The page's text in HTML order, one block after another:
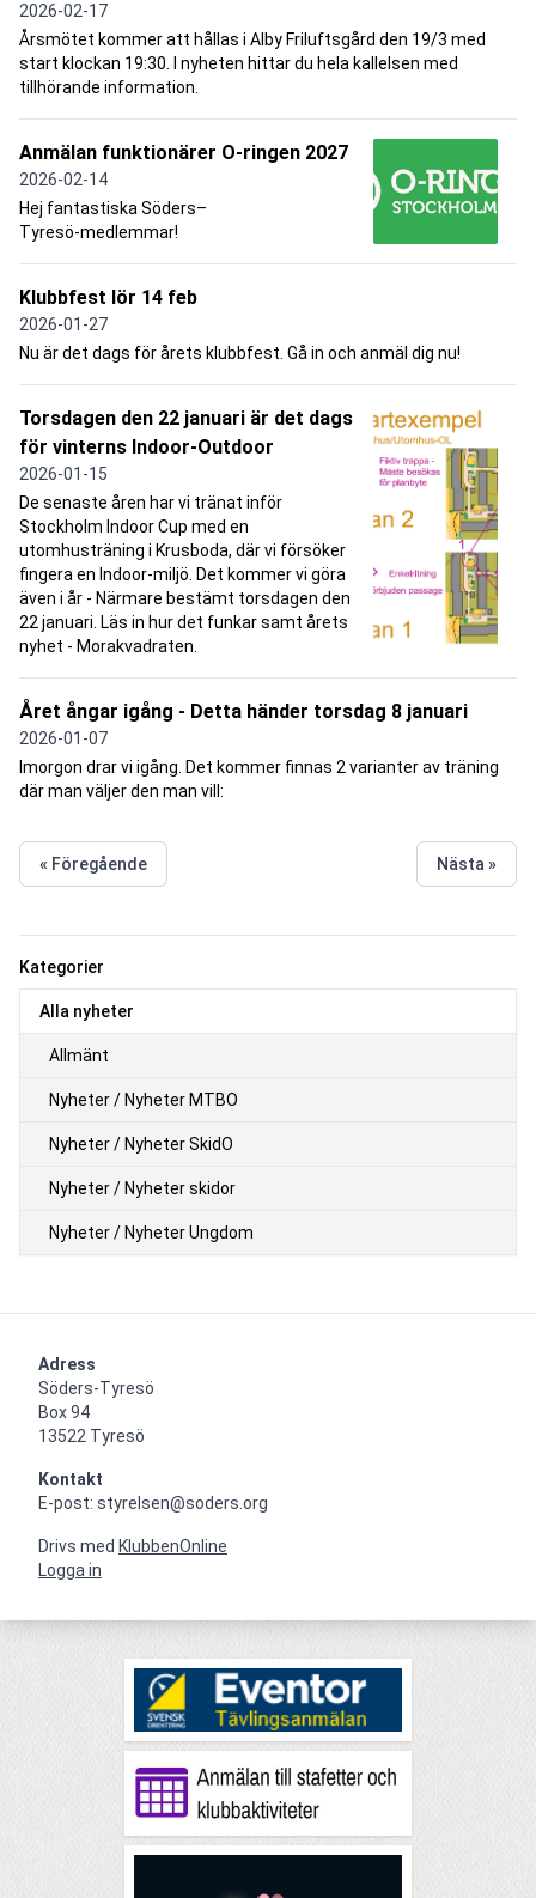
Kategorier
Alla nyheter
Allmänt
Nyheter / Nyheter MTBO
Nyheter / Nyheter SkidO
Nyheter / Nyheter skidor
Nyheter / Nyheter Ungdom
2026-02-17
Årsmötet kommer att hållas i Alby Friluftsgård den 19/3 med
start klockan 19:30. I nyheten hittar du hela kallelsen med
tillhörande information.
Anmälan funktionärer O-ringen 2027
2026-02-14
Hej fantastiska Söders–
Tyresö‑medlemmar!
Klubbfest lör 14 feb
2026-01-27
Nu är det dags för årets klubbfest. Gå in och anmäl dig nu!
Torsdagen den 22 januari är det dags
för vinterns Indoor-Outdoor
2026-01-15
De senaste åren har vi tränat inför
Stockholm Indoor Cup med en
utomhusträning i Krusboda, där vi försöker
fingera en Indoor-miljö. Det kommer vi göra
även i år - Närmare bestämt torsdagen den
22 januari. Läs in hur det funkar samt årets
nyhet - Morakvadraten.
Året ångar igång - Detta händer torsdag 8 januari
2026-01-07
Imorgon drar vi igång. Det kommer finnas 2 varianter av träning
där man väljer den man vill:
« Föregående Nästa »
Adress
Söders-Tyresö
Box 94
13522 Tyresö
Kontakt
E-post: styrelsen@soders.org
Drivs med KlubbenOnline
Logga in